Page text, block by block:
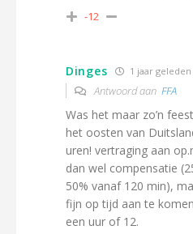
-12
Dinges 1 jaar geleden
Antwoord aan FFA
Was het maar zo’n
het oosten van
uren! vertraging aan
dan wel compensatie
50% vanaf 120 min),
fijn op tijd aan te
een uur of 12.